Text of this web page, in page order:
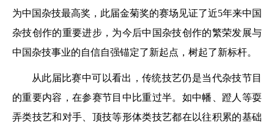
为中国杂技最高奖，此届金菊奖的赛场见证了近5年来中国
杂技创作的重要进步，为今后中国杂技创作的繁荣发展与
中国杂技事业的自信自强锚定了新起点，树起了新标杆。
从此届比赛中可以看出，传统技艺仍是当代杂技节目
的重要内容，在参赛节目中比重过半。如中幡、蹬人等耍
弄类技艺和对手、顶技等形体类技艺都在以往积累的基础